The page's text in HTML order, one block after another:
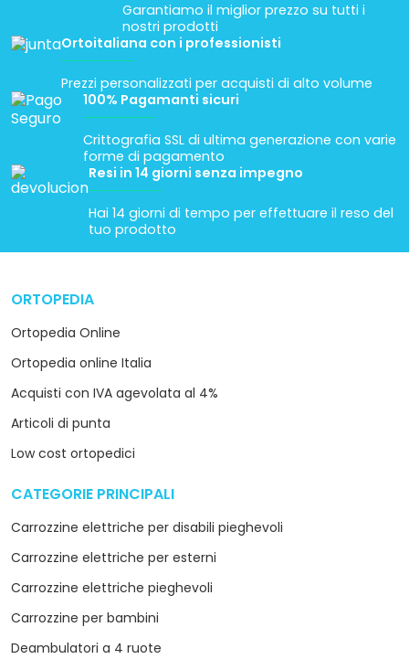
Garantiamo il miglior prezzo su tutti i
nostri prodotti
Ortoitaliana con i professionisti
Prezzi personalizzati per acquisti di alto volume
100% Pagamanti sicuri
Crittografia SSL di ultima generazione con varie
forme di pagamento
Resi in 14 giorni senza impegno
Hai 14 giorni di tempo per effettuare il reso del
tuo prodotto
ORTOPEDIA
Ortopedia Online
Ortopedia online Italia
Acquisti con IVA agevolata al 4%
Articoli di punta
Low cost ortopedici
CATEGORIE PRINCIPALI
Carrozzine elettriche per disabili pieghevoli
Carrozzine elettriche per esterni
Carrozzine elettriche pieghevoli
Carrozzine per bambini
Deambulatori a 4 ruote